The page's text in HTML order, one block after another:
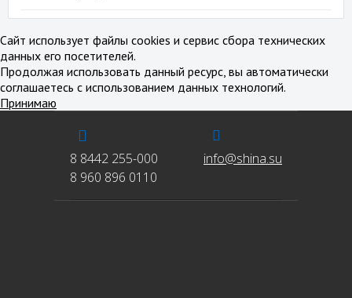
8 8442 255-000
8 960 896 0110
info@shina.su
Сайт использует файлы cookies и сервис сбора технических
данных его посетителей.
Продолжая использовать данный ресурс, вы автоматически
соглашаетесь с использованием данных технологий.
Принимаю